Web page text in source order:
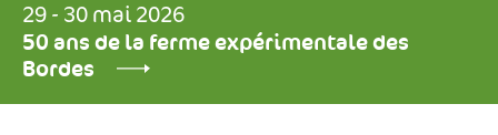
29 - 30 mai 2026
50 ans de la ferme expérimentale des
Bordes